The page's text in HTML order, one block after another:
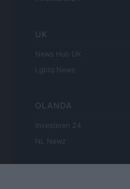
UK
News Hub UK
Lgbtq News
OLANDA
Investeren 24
NL Newz